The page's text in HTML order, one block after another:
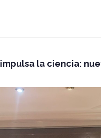
la ciencia: